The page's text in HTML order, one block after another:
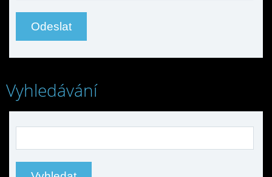
Vyhledávání